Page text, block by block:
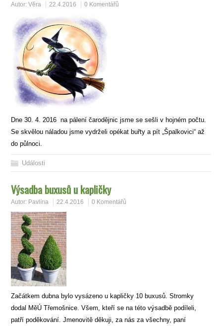
Autor:Věra 22.4.2016 0 Komentářů
Dne 30. 4. 2016 na pálení čarodějnic jsme se sešli v hojném počtu.
Se skvělou náladou jsme vydrželi opékat buřty a pít „Špalkovici“ až
do půlnoci.
Události
Výsadba buxusů u kapličky
Autor: Pavlína 22.4.2016 0 Komentářů
Začátkem dubna bylo vysázeno u kapličky 10 buxusů. Stromky
dodal MěÚ Třemošnice. Všem, kteří se na této výsadbě podíleli,
patří poděkování. Jmenovitě děkuji, za nás za všechny, paní